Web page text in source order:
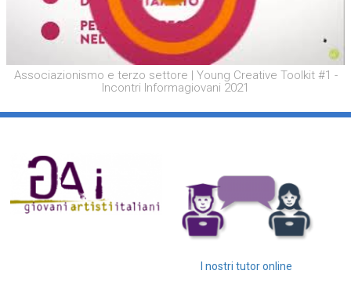
Associazionismo e terzo settore | Young Creative Toolkit #1 -
Incontri Informagiovani 2021
I nostri tutor online